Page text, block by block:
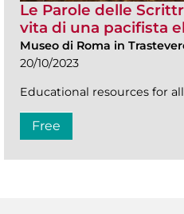
Le Parole delle
vita di una pacifista
Museo di Roma in
20/10/2023
Educational resources for all
Free